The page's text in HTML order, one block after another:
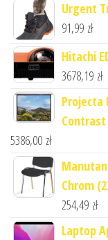
Urgent
91,99 zł
Hitachi
3678,19 zł
Projecta
Contrast
5386,00 zł
Chrom
254,49 zł
Laptop